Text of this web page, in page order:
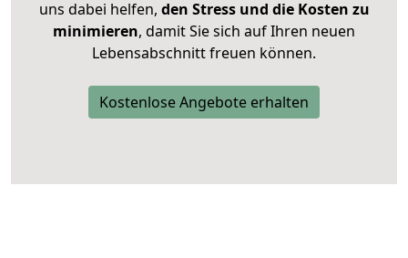
uns dabei helfen, den Stress und die Kosten zu
minimieren, damit Sie sich auf Ihren neuen
Lebensabschnitt freuen können.
Kostenlose Angebote erhalten